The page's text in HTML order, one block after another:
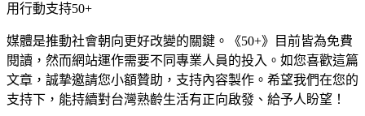
用行動支持50+
媒體是推動社會朝向更好改變的關鍵。《50+》目前皆為免費
閱讀，然而網站運作需要不同專業人員的投入。如您喜歡這篇
文章，誠摯邀請您小額贊助，支持內容製作。希望我們在您的
支持下，能持續對台灣熟齡生活有正向啟發、給予人盼望！